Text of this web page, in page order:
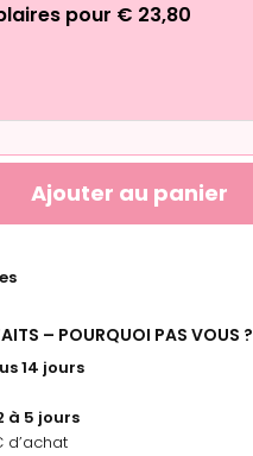
pour € 23,80
Ajouter au panier
– POURQUOI PAS VOUS ?
14 jours
à 5 jours